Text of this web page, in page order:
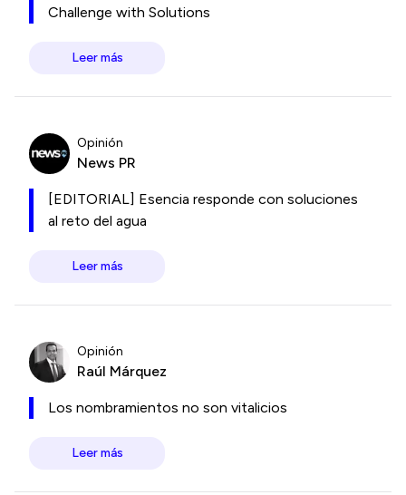
Challenge with Solutions
Leer más
Opinión
News PR
[EDITORIAL] Esencia responde con soluciones
al reto del agua
Leer más
Opinión
Raúl Márquez
Los nombramientos no son vitalicios
Leer más